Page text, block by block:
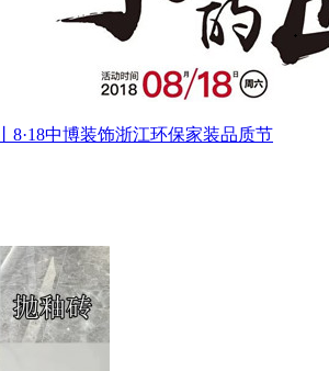
8·18中博装饰浙江环保家装品质节